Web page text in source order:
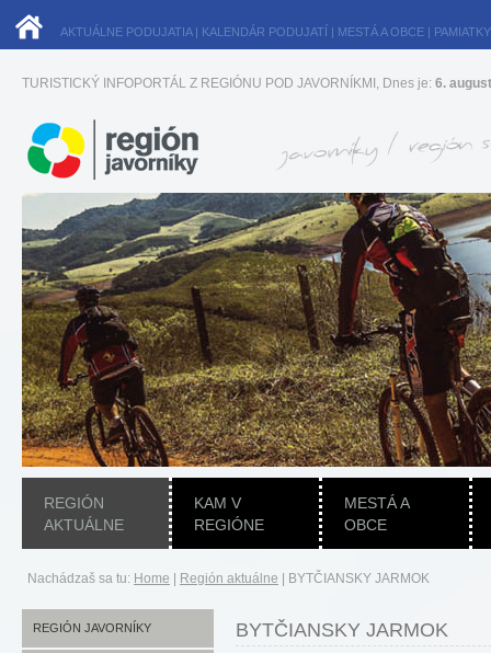
AKTUÁLNE PODUJATIA| KALENDÁR PODUJATÍ | MESTÁ A OBCE | PAMIATKY
TURISTICKÝ INFOPORTÁL Z REGIÓNU POD JAVORNÍKMI, Dnes je: 6.
REGIÓN
AKTUÁLNE
KAM V
REGIÓNE
MESTÁ A
OBCE
Nachádzaš sa tu: Home Región aktuálne BYTČIANSKY JARMOK
REGIÓN JAVORNÍKY BYTČIANSKY JARMOK